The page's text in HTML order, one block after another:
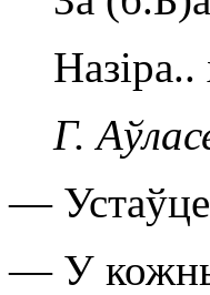
Г.
—
— У